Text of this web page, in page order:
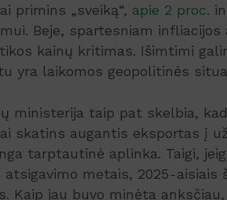
primins „sveiką“, apie 2 proc.
Beje, spartesniam
kainų kritimas. Išimtimi
yra laikomos geopolitinės
ministerija taip pat skelbia,
skatins augantis eksportas į
tarptautinė aplinka. Taigi,
metais, 2025-aisiais
Kaip jau buvo minėta